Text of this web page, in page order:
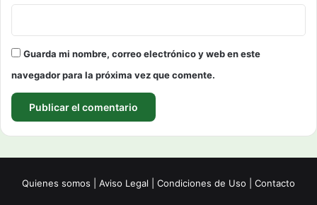
Guarda mi nombre, correo electrónico y web en este
navegador para la próxima vez que comente.
Quienes somos Aviso Legal Condiciones de Uso Contacto